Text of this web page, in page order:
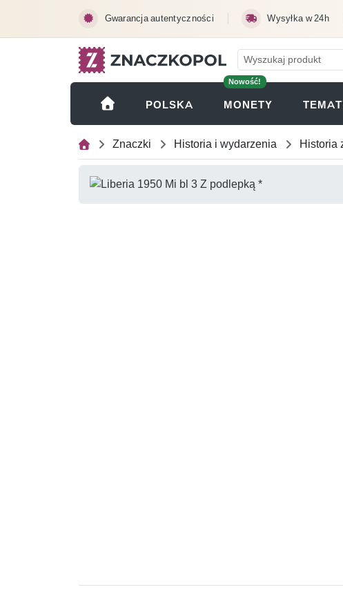
Gwarancja autentyczności Wysyłka w 24h
POLSKA
Nowość!
MONETY (OTWIERA
Znaczki Historia i wydarzenia Historia